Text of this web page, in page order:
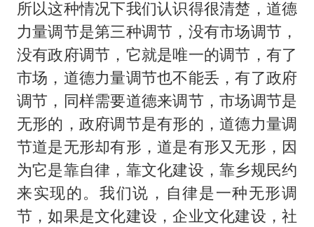
所以这种情况下我们认识得很清楚，道德
力量调节是第三种调节，没有市场调节，
没有政府调节，它就是唯一的调节，有了
市场，道德力量调节也不能丢，有了政府
调节，同样需要道德来调节，市场调节是
无形的，政府调节是有形的，道德力量调
节道是无形却有形，道是有形又无形，因
为它是靠自律，靠文化建设，靠乡规民约
来实现的。我们说，自律是一种无形调
节，如果是文化建设，企业文化建设，社